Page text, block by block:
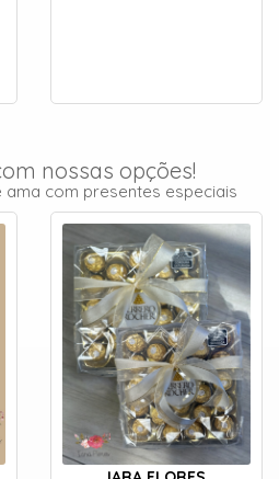
nossas opções!
com presentes especiais